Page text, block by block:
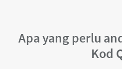
Apa yang perlu
Kod